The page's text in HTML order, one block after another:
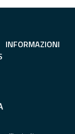
INFORMAZIONI